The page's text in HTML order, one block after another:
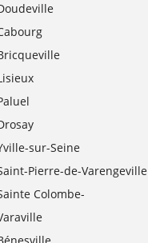
sur-Seine
Pierre-de-Varengeville
Colombe-